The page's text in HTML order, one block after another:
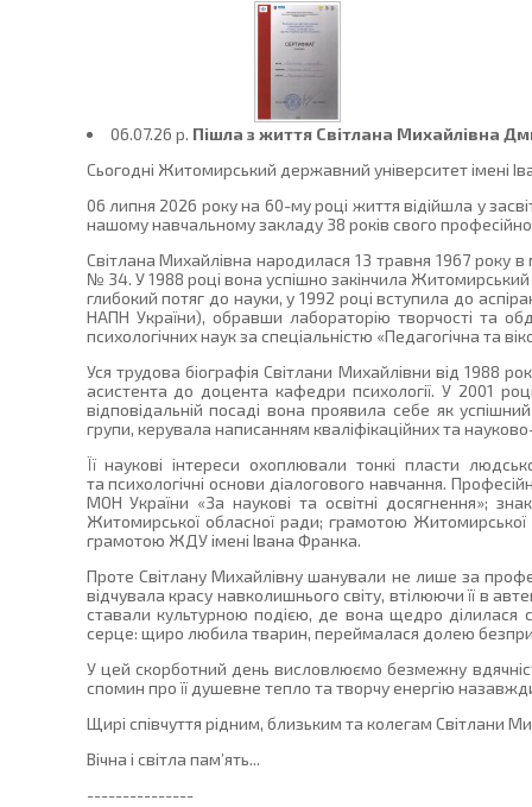
06.07.26 p. Пішла з життя Світлана Михайлівна
Сьогодні Житомирський державний університет імені
06 липня 2026 року на 60-му році життя відійшла у
нашому навчальному закладу 38 років свого
Світлана Михайлівна народилася 13 травня 1967 року
№ 34. У 1988 році вона успішно закінчила Житомирський
глибокий потяг до науки, у 1992 році вступила до
НАПН України), обравши лабораторію творчості та
психологічних наук за спеціальністю «Педагогічна та
Уся трудова біографія Світлани Михайлівни від 1988
асистента до доцента кафедри психології. У 2001
відповідальній посаді вона проявила себе як
групи, керувала написанням кваліфікаційних та
Її наукові інтереси охоплювали тонкі пласти
та психологічні основи діалогового навчання.
МОН України «За наукові та освітні досягнення»;
Житомирської обласної ради; грамотою Житомирської
грамотою ЖДУ імені Івана Франка.
Проте Світлану Михайлівну шанували не лише за
відчувала красу навколишнього світу, втілюючи її в
ставали культурною подією, де вона щедро
серце: щиро любила тварин, переймалася долею
У цей скорботний день висловлюємо безмежну
спомин про її душевне тепло та творчу енергію
Щирі співчуття рідним, близьким та колегам Світлани
Вічна і світла пам’ять...
---------------